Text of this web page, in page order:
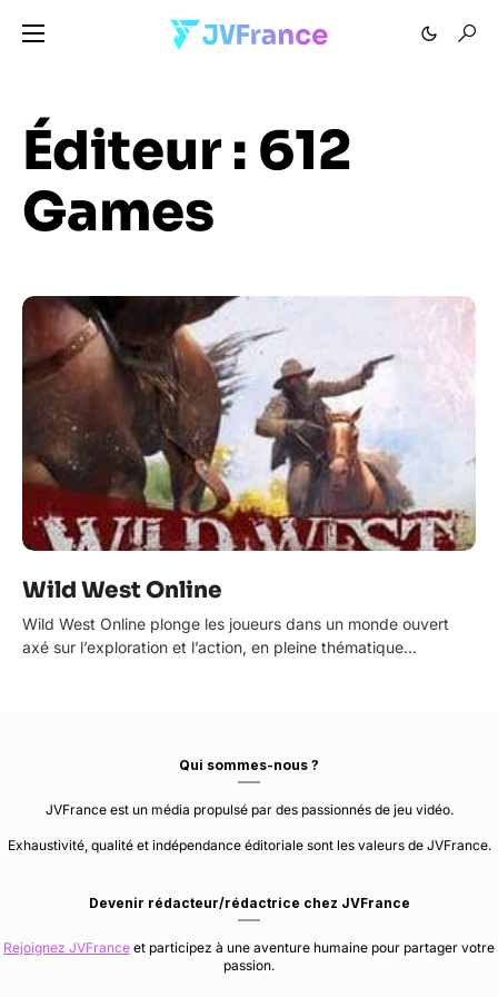
Éditeur : 612
Games
Wild West Online
Wild West Online plonge les joueurs dans un monde ouvert
axé sur l’exploration et l’action, en pleine thématique…
Qui sommes-nous ?
JVFrance est un média propulsé par des passionnés de jeu vidéo.
Exhaustivité, qualité et indépendance éditoriale sont les valeurs de JVFrance.
Devenir rédacteur/rédactrice chez JVFrance
Rejoignez JVFrance et participez à une aventure humaine pour partager votre
passion.